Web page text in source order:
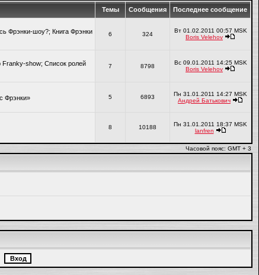
Темы Сообщения Последнее сообщение
Фрэнки-шоу?; Книга Фрэнки
6 324
Вт 01.02.2011 00:57 MSK
Boris Velehov
Franky-show; Список ролей
7 8798
Вс 09.01.2011 14:25 MSK
Boris Velehov
Фрэнки» 5 6893
Пн 31.01.2011 14:27 MSK
Андрей Батькович
8 10188
Пн 31.01.2011 18:37 MSK
lanfren
Часовой пояс: GMT + 3